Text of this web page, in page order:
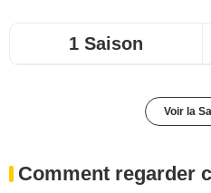
1 Saison
Voir la
Comment regarder